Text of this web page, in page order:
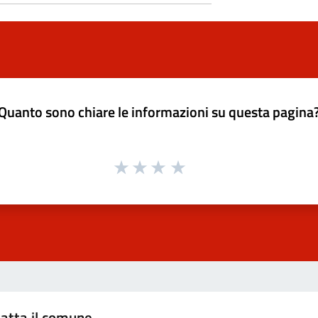
sono chiare le informazioni su questa